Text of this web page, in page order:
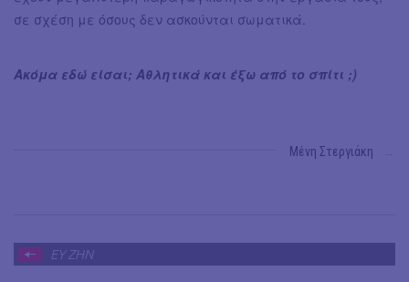
σε σχέση με όσους δεν ασκούνται σωματικά.
Ακόμα εδώ είσαι; Αθλητικά και έξω από το σπίτι ;)
Μένη Στεργιάκη
ΕΥ ΖΗΝ